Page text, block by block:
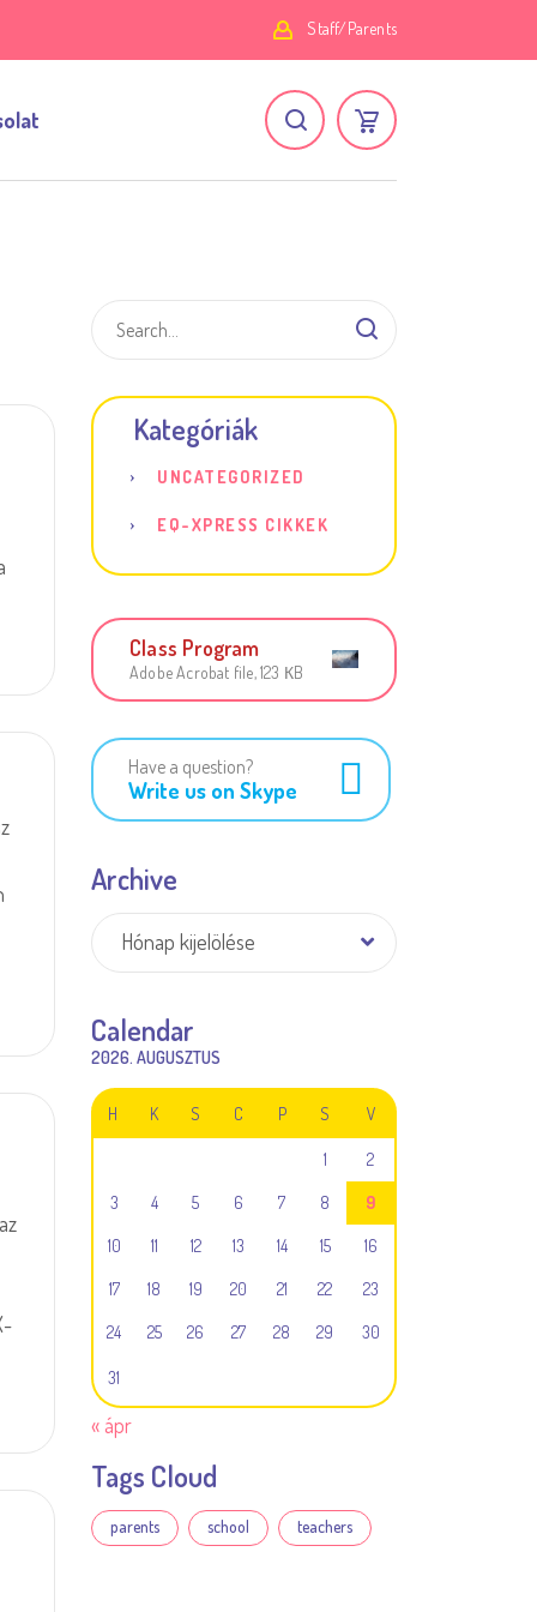
Staff/Parents
Kategóriák
UNCATEGORIZED
EQ-XPRESS CIKKEK
Class Program
Adobe Acrobat file, 123 КB
Have a question?
Write us on Skype
Archive
ArchiveHónap kijelölése
Calendar
2026. AUGUSZTUS
H K S C P S V
1 2
3 4 5 6 7 8 9
10 11 12 13 14 15 16
17 18 19 20 21 22 23
24 25 26 27 28 29 30
31
« ápr
Tags Cloud
parents school teachers